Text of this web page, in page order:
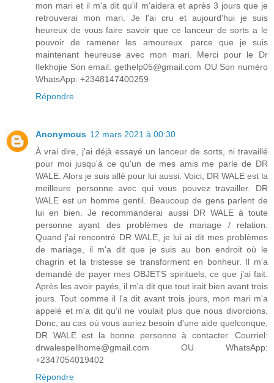
mon mari et il m'a dit qu'il m'aidera et après 3 jours que je
retrouverai mon mari. Je l'ai cru et aujourd'hui je suis
heureux de vous faire savoir que ce lanceur de sorts a le
pouvoir de ramener les amoureux. parce que je suis
maintenant heureuse avec mon mari. Merci pour le Dr
Ilekhojie Son email: gethelp05@gmail.com OU Son numéro
WhatsApp: +2348147400259
Répondre
Anonymous 12 mars 2021 à 00:30
À vrai dire, j'ai déjà essayé un lanceur de sorts, ni travaillé
pour moi jusqu'à ce qu'un de mes amis me parle de DR
WALE. Alors je suis allé pour lui aussi. Voici, DR WALE est la
meilleure personne avec qui vous pouvez travailler. DR
WALE est un homme gentil. Beaucoup de gens parlent de
lui en bien. Je recommanderai aussi DR WALE à toute
personne ayant des problèmes de mariage / relation.
Quand j'ai rencontré DR WALE, je lui ai dit mes problèmes
de mariage, il m'a dit que je suis au bon endroit où le
chagrin et la tristesse se transforment en bonheur. Il m'a
demandé de payer mes OBJETS spirituels, ce que j'ai fait.
Après les avoir payés, il m'a dit que tout irait bien avant trois
jours. Tout comme il l'a dit avant trois jours, mon mari m'a
appelé et m'a dit qu'il ne voulait plus que nous divorcions.
Donc, au cas où vous auriez besoin d'une aide quelconque,
DR WALE est la bonne personne à contacter. Courriel:
drwalespellhome@gmail.com OU WhatsApp:
+2347054019402
Répondre